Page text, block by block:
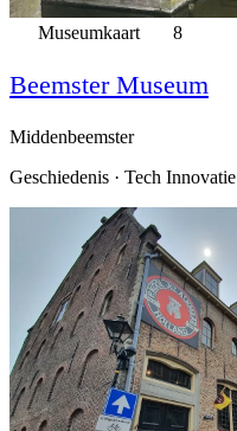
Museumkaart 8
Beemster Museum
Middenbeemster
Geschiedenis · Tech Innovatie